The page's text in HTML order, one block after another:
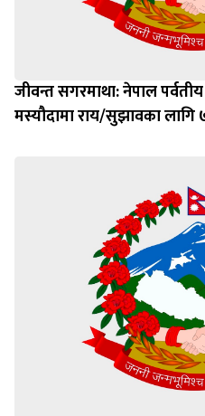
जीवन्त सगरमाथा: नेपाल
मस्यौदामा राय/सुझावका लागि